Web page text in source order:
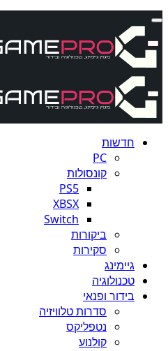
חדשות
PC
קונסולות
PS5
XBSX
Switch
ביקורות
סקירות
גיימינג
טכנולוגיה
בידור ופנאי
סדרות טלוויזיה
נטפליקס
קולנוע